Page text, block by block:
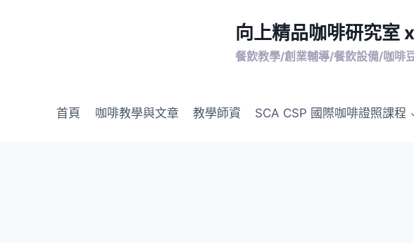
向上精品咖啡研究室
餐飲教學/創業輔導/餐飲設備/咖啡
首頁 咖啡教學與文章 教學師資 SCA CSP 國際咖啡證照課程